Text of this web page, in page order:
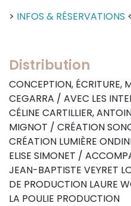
> INFOS & RÉSERVATIONS <
Distribution
CONCEPTION, ÉCRITURE,
CEGARRA / AVEC LES
CÉLINE CARTILLIER,
MIGNOT / CRÉATION
CRÉATION LUMIÈRE
ELISE SIMONET /
JEAN-BAPTISTE VEYRET
DE PRODUCTION LAURE
LA POULIE PRODUCTION